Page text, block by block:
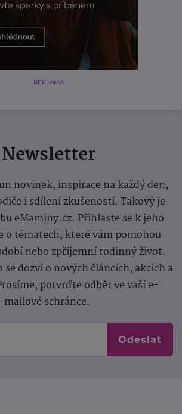
REKLAMA
Newsletter
novinek, inspirace na každý den,
i sdílení zkušeností. Takový je
eMaminy.cz. Přihlaste se k jeho
o tématech, které vám pomohou
nebo zpříjemní rodinný život.
dozví o nových článcích, akcích a
potvrďte odběr ve vaší e-
mailové schránce.
Odeslat